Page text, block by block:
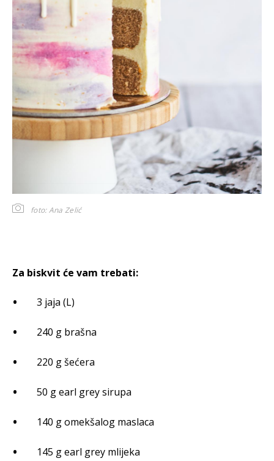
foto: Ana Zelić
Za biskvit će vam trebati:
3 jaja (L)
240 g brašna
220 g šećera
50 g earl grey sirupa
140 g omekšalog maslaca
145 g earl grey mlijeka